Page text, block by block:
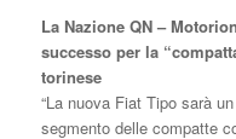
La Nazione QN –
successo per la
torinese
“La nuova Fiat Tipo sarà
segmento delle compatte